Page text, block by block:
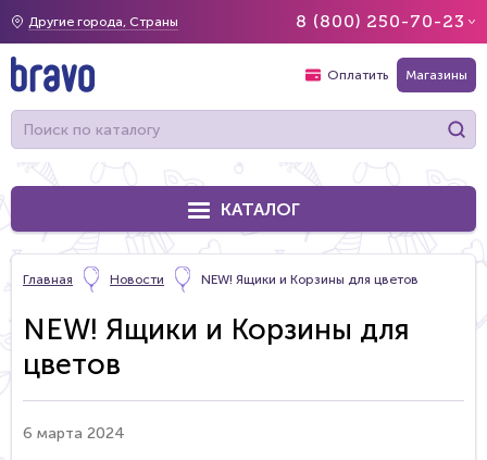
Другие города, Страны 8 (800) 250-70-23
Оплатить Магазины
КАТАЛОГ
Главная Новости NEW! Ящики и Корзины для цветов
NEW! Ящики и Корзины для
цветов
6 марта 2024